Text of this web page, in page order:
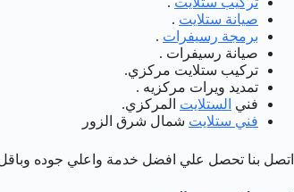
صيانة ستلايت .
برمجة رسيفرات .
صيانة رسيفرات .
تركيب ستلايت مركزي.
تمديد ويرات مركزيه .
فني الستلايت المركزي.
فني ستلايت شمال شرق الزور
اتصل بنا تحصل علي افضل خدمة واعلي جوده وباقل